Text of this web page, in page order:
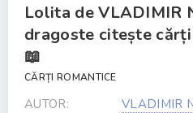
Lolita de VLADIMIR
dragoste citește
📖
CĂRȚI ROMANTICE
AUTOR:
VLADIMIR